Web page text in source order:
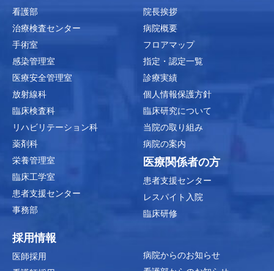
看護部
治療検査センター
手術室
感染管理室
医療安全管理室
放射線科
臨床検査科
リハビリテーション科
薬剤科
栄養管理室
臨床工学室
患者支援センター
事務部
院長挨拶
病院概要
フロアマップ
指定・認定一覧
診療実績
個人情報保護方針
臨床研究について
当院の取り組み
病院の案内
医療関係者の方
患者支援センター
レスパイト入院
臨床研修
採用情報
医師採用
病院からのお知らせ